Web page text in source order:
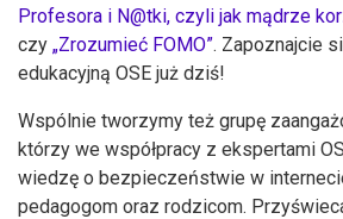
Profesora i N@tki, czyli jak mądrze
czy „Zrozumieć FOMO”. Zapoznajcie
edukacyjną OSE już dziś!
Wspólnie tworzymy też grupę
którzy we współpracy z ekspertami
wiedzę o bezpieczeństwie w
pedagogom oraz rodzicom.